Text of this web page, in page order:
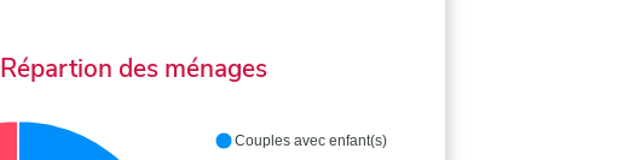
Répartion des ménages
Couples avec enfant(s)